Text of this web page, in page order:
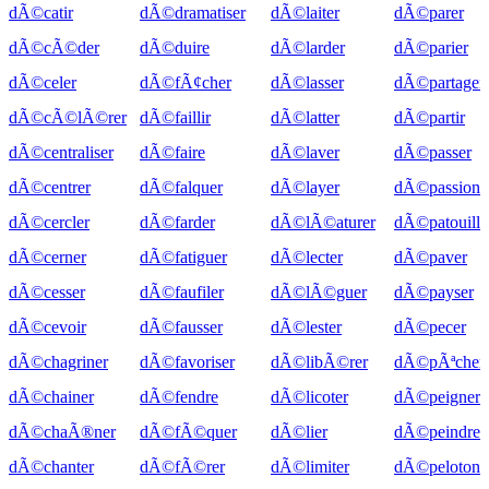
dÃ©catir
dÃ©cÃ©der
dÃ©celer
dÃ©cÃ©lÃ©rer
dÃ©centraliser
dÃ©centrer
dÃ©cercler
dÃ©cerner
dÃ©cesser
dÃ©cevoir
dÃ©chagriner
dÃ©chainer
dÃ©chaÃ®ner
dÃ©chanter
dÃ©dramatiser
dÃ©duire
dÃ©fÃ¢cher
dÃ©faillir
dÃ©faire
dÃ©falquer
dÃ©farder
dÃ©fatiguer
dÃ©faufiler
dÃ©fausser
dÃ©favoriser
dÃ©fendre
dÃ©fÃ©quer
dÃ©fÃ©rer
dÃ©laiter
dÃ©larder
dÃ©lasser
dÃ©latter
dÃ©laver
dÃ©layer
dÃ©lÃ©aturer
dÃ©lecter
dÃ©lÃ©guer
dÃ©lester
dÃ©libÃ©rer
dÃ©licoter
dÃ©lier
dÃ©limiter
dÃ©parer
dÃ©parier
dÃ©partager
dÃ©partir
dÃ©passer
dÃ©paver
dÃ©payser
dÃ©pecer
dÃ©pÃªcher
dÃ©peigner
dÃ©peindre